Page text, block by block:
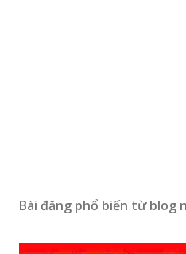
Bài đăng phổ biến từ blog